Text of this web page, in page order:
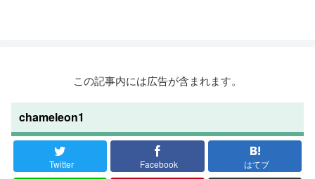
この記事内には広告が含まれます。
chameleon1
Twitter Facebook はてブ